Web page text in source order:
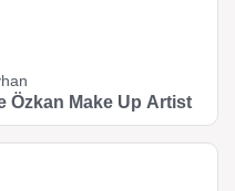
Özkan Make Up Artist